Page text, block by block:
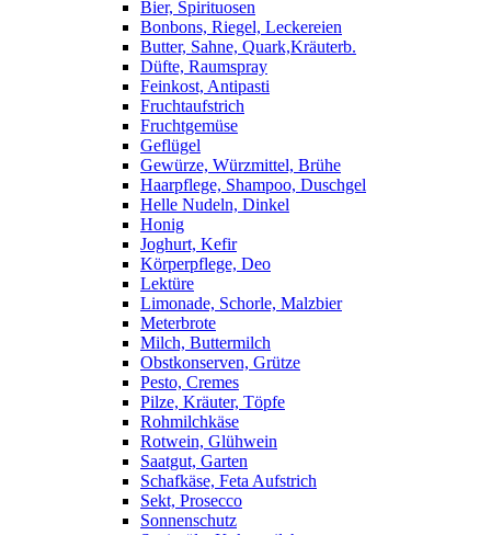
Bier, Spirituosen
Bonbons, Riegel, Leckereien
Butter, Sahne, Quark,Kräuterb.
Düfte, Raumspray
Feinkost, Antipasti
Fruchtaufstrich
Fruchtgemüse
Geflügel
Gewürze, Würzmittel, Brühe
Haarpflege, Shampoo, Duschgel
Helle Nudeln, Dinkel
Honig
Joghurt, Kefir
Körperpflege, Deo
Lektüre
Limonade, Schorle, Malzbier
Meterbrote
Milch, Buttermilch
Obstkonserven, Grütze
Pesto, Cremes
Pilze, Kräuter, Töpfe
Rohmilchkäse
Rotwein, Glühwein
Saatgut, Garten
Schafkäse, Feta Aufstrich
Sekt, Prosecco
Sonnenschutz